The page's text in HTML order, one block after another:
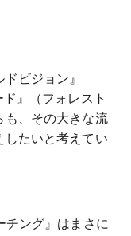
ビジョン』
ド』（フォレスト
も、その大きな流
したいと考えてい
チング』はまさに